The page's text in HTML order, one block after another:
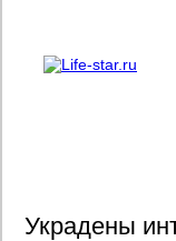
Украдены